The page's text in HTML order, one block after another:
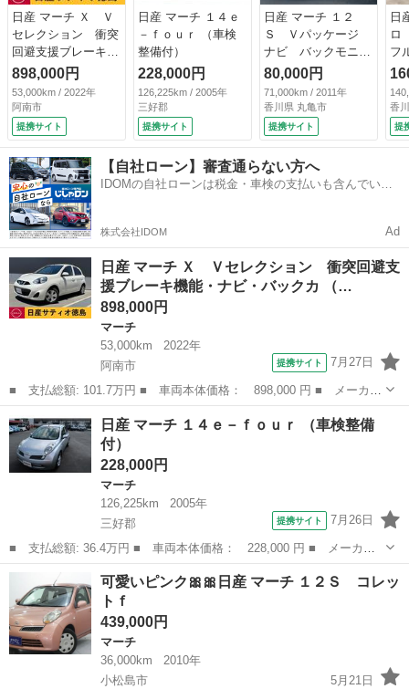
日産 マーチ Ｘ Ｖ
セレクション 衝突
回避支援ブレーキ機
能・ナビ・バックカ
（車検整備付）
898,000円
53,000km / 2022年
阿南市
提携サイト
日産 マーチ １４ｅ
－ｆｏｕｒ （車検
整備付）
228,000円
126,225km / 2005年
三好郡
提携サイト
日産 マーチ １２
Ｓ Ｖパッケージ
ナビ バックモニタ
ー ＴＶ ＥＴＣ
ドライブレコーダー
（検8.9）
80,000円
71,000km / 2011年
香川県 丸亀市
提携サイト
日
ロ
フ
ｔ
ッ
エ
イ
ー
香
提
【自社ローン】審査通らない方へ
IDOMの自社ローンは税金・車検の支払いも含んでいる
株式会社IDOM Ad
日産 マーチ Ｘ Ｖセレクション 衝突回避支
援ブレーキ機能・ナビ・バックカ （…
898,000円
マーチ
53,000km
2022年
阿南市
提携サイト 7月27日
■ 支払総額: 101.7万円 ■ 車両本体価格： 898,000 円 ■ メーカー
名： 日産 ■ 車種名： マーチ ■ グレード名： Ｘ Ｖセレクシ
ョン 衝突回避支援ブレーキ機能・ナビ・バックカ ■ 排気量：
1200c...
徳島 阿南市 マーチ
日産 マーチ １４ｅ－ｆｏｕｒ （車検整備
付）
228,000円
マーチ
126,225km
2005年
三好郡
提携サイト 7月26日
■ 支払総額: 36.4万円 ■ 車両本体価格： 228,000 円 ■ メーカー
名： 日産 ■ 車種名： マーチ ■ グレード名： １４ｅ－ｆｏｕ
ｒ ■ 排気量： 1400cc ■ ドア枚数： 5D ■ ミッション： A...
三好郡 マーチ
可愛いピンク🎀🎀日産 マーチ １２Ｓ コレッ
トｆ
439,000円
マーチ
36,000km
2010年
小松島市
5月21日